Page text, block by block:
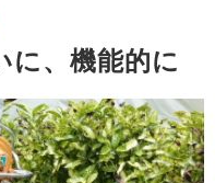
に、機能的に